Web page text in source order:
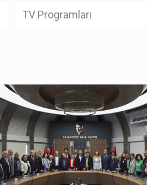
TV Programları